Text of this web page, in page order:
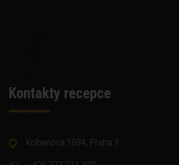
Kontakty recepce
Kolbenova 1094, Praha 9